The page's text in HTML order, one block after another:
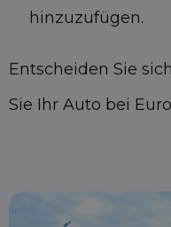
hinzuzufügen.
Entscheiden Sie
Sie Ihr Auto bei